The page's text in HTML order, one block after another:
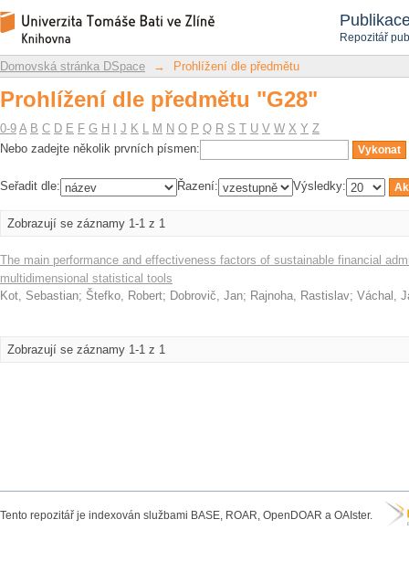
Repozitář
Prohlížení dle předmětu "G28"
Repozitář DSpace/Manakin
Domovská stránka DSpace → Prohlížení dle předmětu
Prohlížení dle předmětu "G28"
0-9 A B C D E F G H J K L M N O P Q R S T U V W X Y Z
Nebo zadejte několik prvních písmen:
Seřadit dle: Řazení: Výsledky:
Zobrazují se záznamy 1-1 z 1
The main performance and effectiveness factors of sustainable financial
multidimensional statistical tools
Kot, Sebastian; Štefko, Robert; Dobrovič, Jan; Rajnoha, Rastislav; Váchal,
Zobrazují se záznamy 1-1 z 1
Tento repozitář je indexován službami BASE, ROAR, OpenDOAR a OAIster.